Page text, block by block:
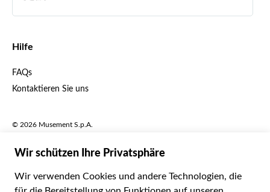
Español
Português
Português BR
Nederlands
ARS Argentinischer Peso
.د.ب Bahrain-Dinar
Hilfe
FAQs
Kontaktieren Sie uns
© 2026 Musement S.p.A.
Online-Reiseagentur nº 170695